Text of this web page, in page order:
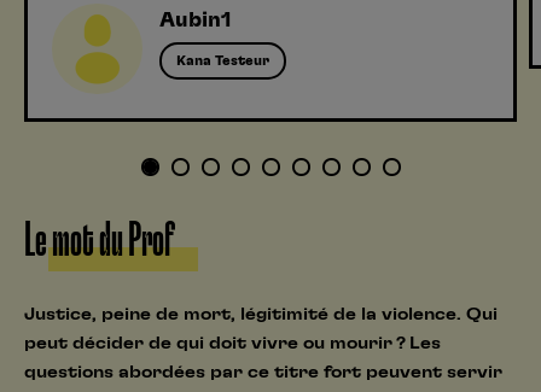
Aubin1
Kana Testeur
1 2 3 4 5 6 7 8 9
Le mot du Prof
Justice, peine de mort, légitimité de la violence. Qui
peut décider de qui doit vivre ou mourir ? Les
questions abordées par ce titre fort peuvent servir